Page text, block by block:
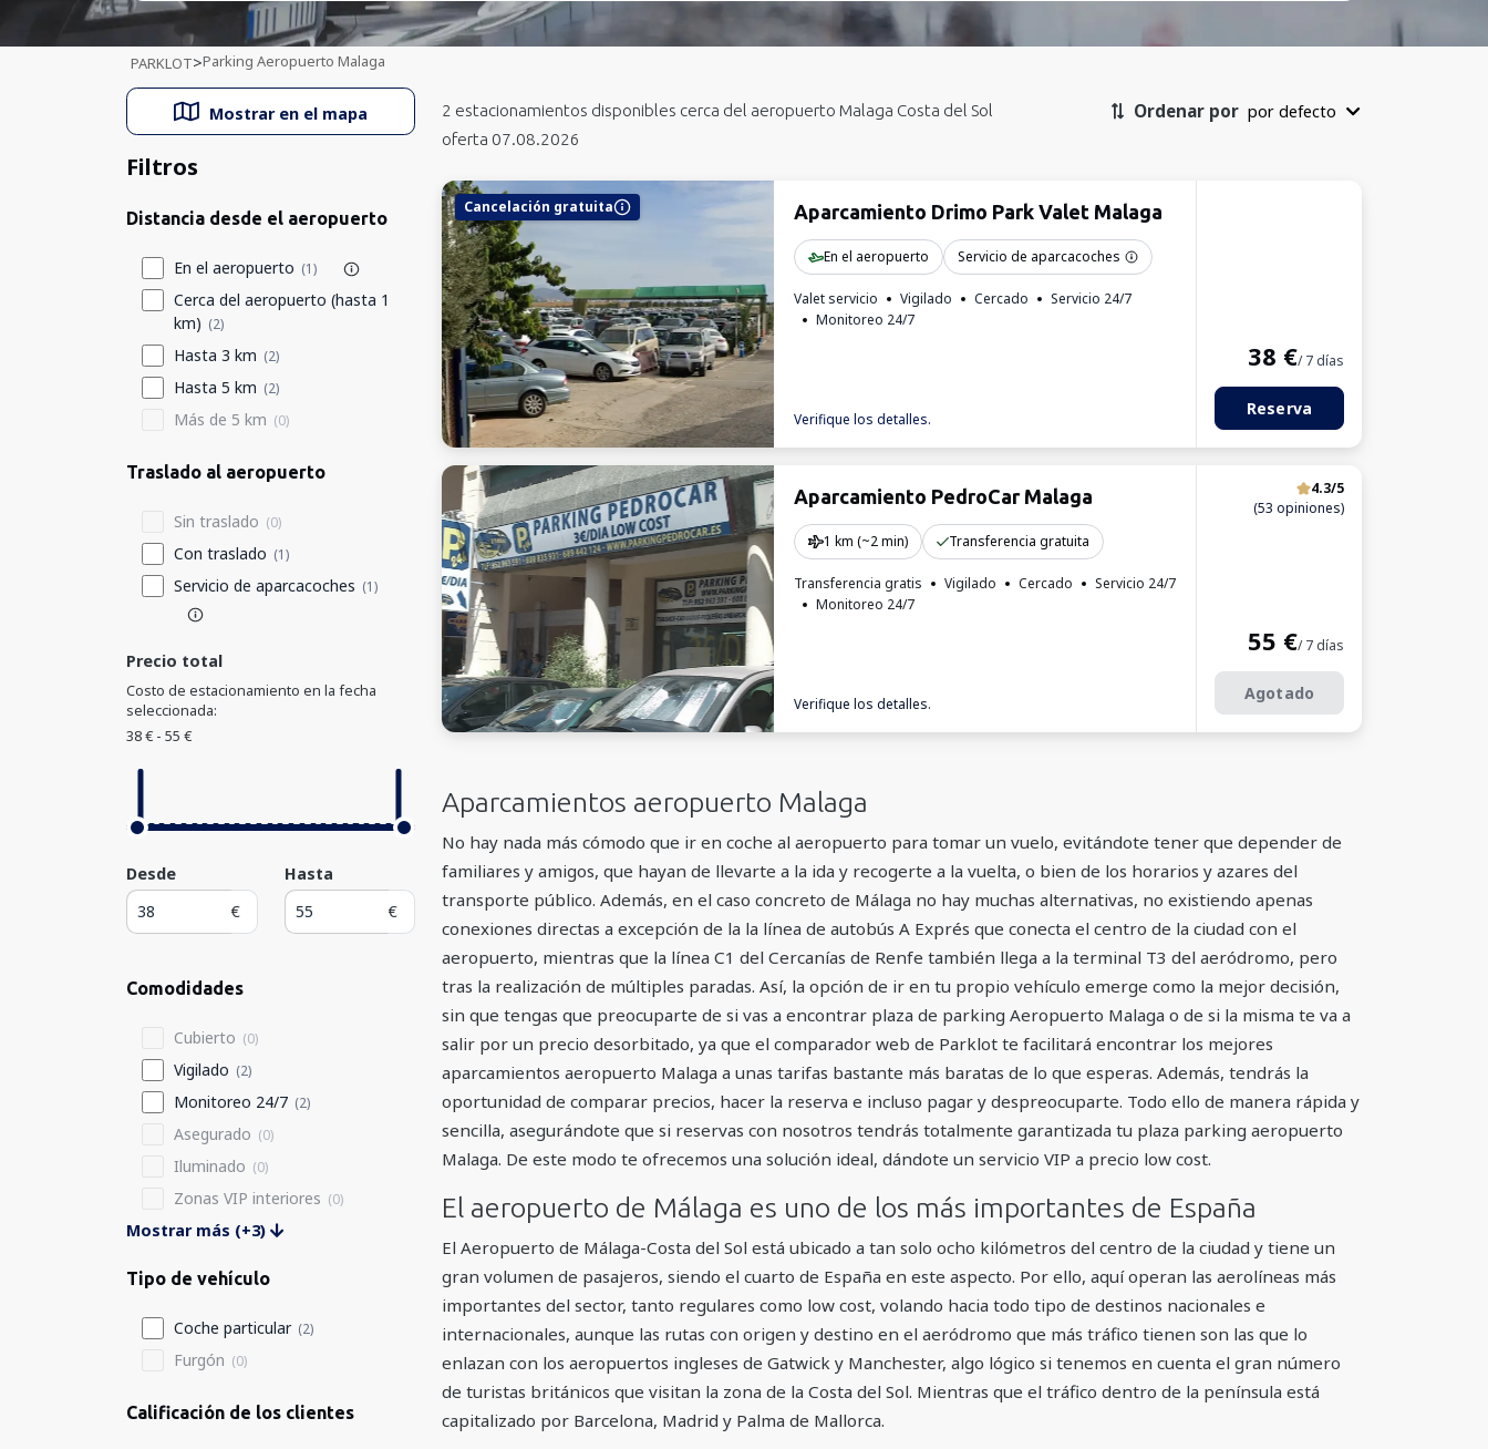
PARKLOT>Parking Aeropuerto Malaga
Mostrar en el mapa
Filtros
Distancia desde el aeropuerto
En el aeropuerto (1)
Cerca del aeropuerto (hasta 1
km) (2)
Hasta 3 km (2)
Hasta 5 km (2)
Más de 5 km (0)
Traslado al aeropuerto
Sin traslado (0)
Con traslado (1)
Servicio de aparcacoches (1)
Precio total
Costo de estacionamiento en la fecha
seleccionada:
38 € - 55 €
Desde
€
Hasta
€
Comodidades
Cubierto (0)
Vigilado (2)
Monitoreo 24/7 (2)
Asegurado (0)
Iluminado (0)
Zonas VIP interiores (0)
Mostrar más (+3)
Tipo de vehículo
Coche particular (2)
Furgón (0)
Calificación de los clientes
2 estacionamientos disponibles cerca del aeropuerto Malaga Costa del Sol
oferta 07.08.2026
Ordenar por por defecto
Cancelación gratuita Aparcamiento Drimo Park Valet Malaga
En el aeropuerto Servicio de aparcacoches
Valet servicio Vigilado Cercado
Servicio 24/7
Monitoreo 24/7
Verifique los detalles.
38 €/ 7 días
Reserva
Aparcamiento PedroCar Malaga
1 km (~2 min) Transferencia gratuita
Transferencia gratis Vigilado Cercado
Servicio 24/7
Monitoreo 24/7
Verifique los detalles.
4.3/5
(53 opiniones)
55 €/ 7 días
Agotado
Aparcamientos aeropuerto Malaga
No hay nada más cómodo que ir en coche al aeropuerto para tomar un vuelo, evitándote tener que depender de
familiares y amigos, que hayan de llevarte a la ida y recogerte a la vuelta, o bien de los horarios y azares del
transporte público. Además, en el caso concreto de Málaga no hay muchas alternativas, no existiendo apenas
conexiones directas a excepción de la la línea de autobús A Exprés que conecta el centro de la ciudad con el
aeropuerto, mientras que la línea C1 del Cercanías de Renfe también llega a la terminal T3 del aeródromo, pero
tras la realización de múltiples paradas. Así, la opción de ir en tu propio vehículo emerge como la mejor decisión,
sin que tengas que preocuparte de si vas a encontrar plaza de parking Aeropuerto Malaga o de si la misma te va a
salir por un precio desorbitado, ya que el comparador web de Parklot te facilitará encontrar los mejores
aparcamientos aeropuerto Malaga a unas tarifas bastante más baratas de lo que esperas. Además, tendrás la
oportunidad de comparar precios, hacer la reserva e incluso pagar y despreocuparte. Todo ello de manera rápida y
sencilla, asegurándote que si reservas con nosotros tendrás totalmente garantizada tu plaza parking aeropuerto
Malaga. De este modo te ofrecemos una solución ideal, dándote un servicio VIP a precio low cost.
El aeropuerto de Málaga es uno de los más importantes de España
El Aeropuerto de Málaga-Costa del Sol está ubicado a tan solo ocho kilómetros del centro de la ciudad y tiene un
gran volumen de pasajeros, siendo el cuarto de España en este aspecto. Por ello, aquí operan las aerolíneas más
importantes del sector, tanto regulares como low cost, volando hacia todo tipo de destinos nacionales e
internacionales, aunque las rutas con origen y destino en el aeródromo que más tráfico tienen son las que lo
enlazan con los aeropuertos ingleses de Gatwick y Manchester, algo lógico si tenemos en cuenta el gran número
de turistas británicos que visitan la zona de la Costa del Sol. Mientras que el tráfico dentro de la península está
capitalizado por Barcelona, Madrid y Palma de Mallorca.